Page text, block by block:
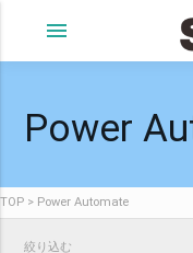
menu
Power
TOP Power Automate
絞り込む